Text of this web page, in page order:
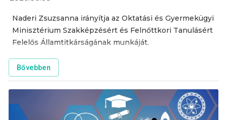
Naderi Zsuzsanna irányítja az Oktatási és Gyermekügyi
Minisztérium Szakképzésért és Felnőttkori Tanulásért
Felelős Államtitkárságának munkáját.
Bővebben